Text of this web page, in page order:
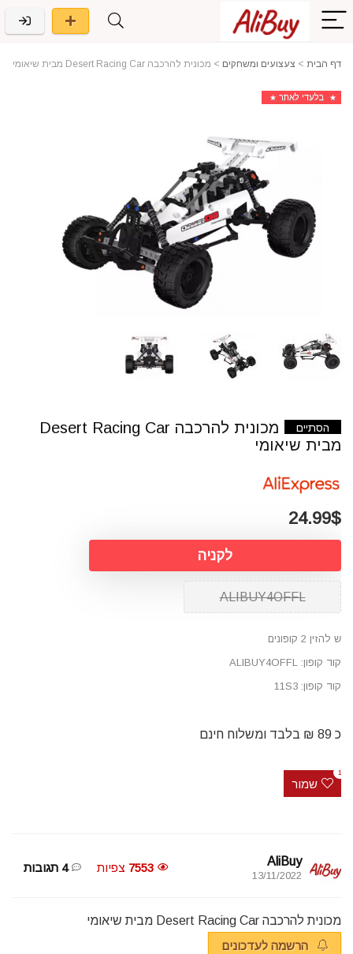
דף הבית > צעצועים ומשחקים > מכונית להרכבה Desert Racing Car מבית שיאומי
בלעדי לאתר
הסתיים
מכונית להרכבה Desert Racing Car
מבית שיאומי
24.99$
לקניה
ALIBUY4OFFL
ש להזין 2 קופונים
קוד קופון: ALIBUY4OFFL
קוד קופון: 11S3
כ 89 ₪ בלבד ומשלוח חינם
שמור
1
AliBuy
13/11/2022
7553 צפיות 4 תגובות
מכונית להרכבה Desert Racing Car מבית שיאומי
הרשמה לעדכונים